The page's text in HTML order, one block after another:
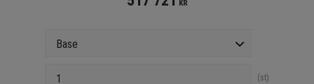
KR
st